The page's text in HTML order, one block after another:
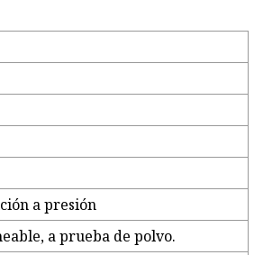
a presión
a prueba de polvo.